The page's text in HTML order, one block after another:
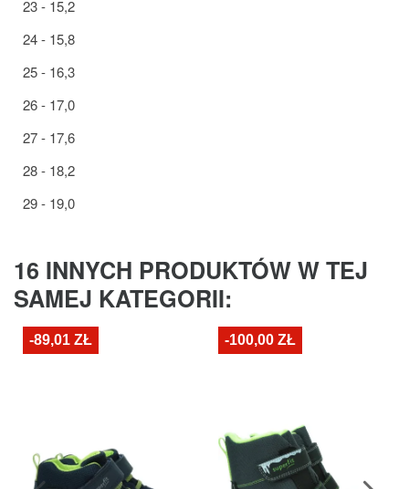
23 - 15,2
24 - 15,8
25 - 16,3
26 - 17,0
27 - 17,6
28 - 18,2
29 - 19,0
16 INNYCH PRODUKTÓW W TEJ
SAMEJ KATEGORII:
-89,01 ZŁ -100,00 ZŁ